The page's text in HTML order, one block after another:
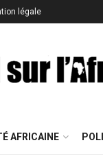
légale
AFRICAINE